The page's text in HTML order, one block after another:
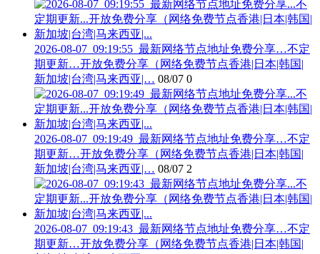
2026-08-07_09:19:55_最新网络节点地址免费分享…不定
期更新…开放免费分享（网络免费节点香港|日本|韩国|
新加坡|台湾|马来西亚|… 08/07 0
2026-08-07_09:19:49_最新网络节点地址免费分享…不定
期更新…开放免费分享（网络免费节点香港|日本|韩国|
新加坡|台湾|马来西亚|… 08/07 2
2026-08-07_09:19:43_最新网络节点地址免费分享…不定
期更新…开放免费分享（网络免费节点香港|日本|韩国|